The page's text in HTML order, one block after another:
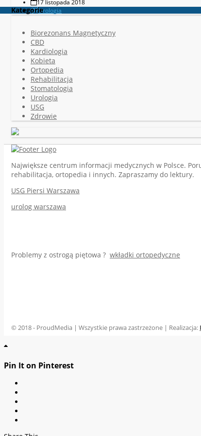
17 listopada 2018
Urologia
Kategorie
Biorezonans Magnetyczny
CBD
Kardiologia
Kobieta
Ortopedia
Rehabilitacja
Stomatologia
Urologia
USG
Zdrowie
Największe centrum informacji medycznych w Polsce.
rehabilitacja, ortopedia i innych. Zapraszamy do lektury.
USG Piersi Warszawa
urolog warszawa
Problemy z ostrogą piętowa ? wkładki ortopedyczne
© 2018 - ProudMedia | Wszystkie prawa zastrzeżone | Realizacja:
Pin It on Pinterest